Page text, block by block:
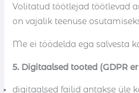
Volitatud töötlejad töötlevad
on vajalik teenuse
Me ei töödelda ega salvesta
5. Digitaalsed tooted (GDPR
digitaalsed failid antakse üle